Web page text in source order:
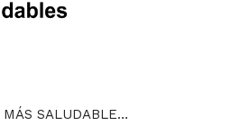
SALUDABLE…